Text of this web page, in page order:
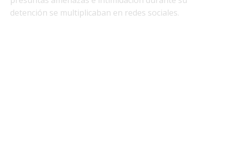
detención se multiplicaban en redes sociales.